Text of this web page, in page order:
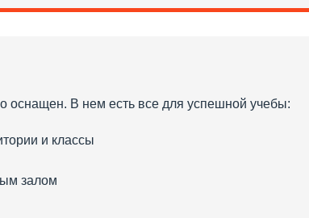
оснащен. В нем есть все для успешной учебы:
и классы
залом